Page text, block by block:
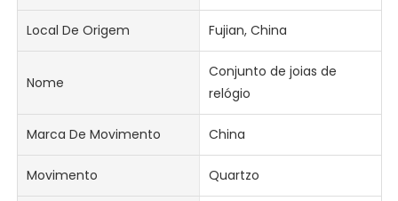
Local De Origem Fujian, China
Nome
Conjunto de joias de
relógio
Marca De Movimento China
Movimento Quartzo